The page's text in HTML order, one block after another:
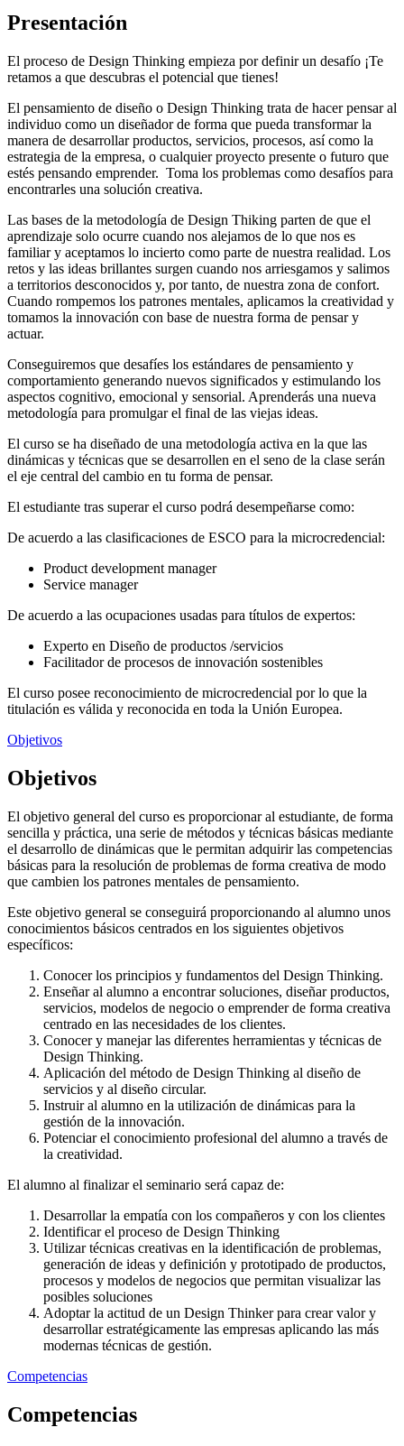
Presentación
El proceso de Design Thinking empieza por definir un desafío ¡Te
retamos a que descubras el potencial que tienes!
El pensamiento de diseño o Design Thinking trata de hacer pensar al
individuo como un diseñador de forma que pueda transformar la
manera de desarrollar productos, servicios, procesos, así como la
estrategia de la empresa, o cualquier proyecto presente o futuro que
estés pensando emprender. Toma los problemas como desafíos para
encontrarles una solución creativa.
Las bases de la metodología de Design Thiking parten de que el
aprendizaje solo ocurre cuando nos alejamos de lo que nos es
familiar y aceptamos lo incierto como parte de nuestra realidad. Los
retos y las ideas brillantes surgen cuando nos arriesgamos y salimos
a territorios desconocidos y, por tanto, de nuestra zona de confort.
Cuando rompemos los patrones mentales, aplicamos la creatividad y
tomamos la innovación con base de nuestra forma de pensar y
actuar.
Conseguiremos que desafíes los estándares de pensamiento y
comportamiento generando nuevos significados y estimulando los
aspectos cognitivo, emocional y sensorial. Aprenderás una nueva
metodología para promulgar el final de las viejas ideas.
El curso se ha diseñado de una metodología activa en la que las
dinámicas y técnicas que se desarrollen en el seno de la clase serán
el eje central del cambio en tu forma de pensar.
El estudiante tras superar el curso podrá desempeñarse como:
De acuerdo a las clasificaciones de ESCO para la microcredencial:
Product development manager
Service manager
De acuerdo a las ocupaciones usadas para títulos de expertos:
Experto en Diseño de productos /servicios
Facilitador de procesos de innovación sostenibles
El curso posee reconocimiento de microcredencial por lo que la
titulación es válida y reconocida en toda la Unión Europea.
Objetivos
Objetivos
El objetivo general del curso es proporcionar al estudiante, de forma
sencilla y práctica, una serie de métodos y técnicas básicas mediante
el desarrollo de dinámicas que le permitan adquirir las competencias
básicas para la resolución de problemas de forma creativa de modo
que cambien los patrones mentales de pensamiento.
Este objetivo general se conseguirá proporcionando al alumno unos
conocimientos básicos centrados en los siguientes objetivos
específicos:
Conocer los principios y fundamentos del Design Thinking.
Enseñar al alumno a encontrar soluciones, diseñar productos,
servicios, modelos de negocio o emprender de forma creativa
centrado en las necesidades de los clientes.
Conocer y manejar las diferentes herramientas y técnicas de
Design Thinking.
Aplicación del método de Design Thinking al diseño de
servicios y al diseño circular.
Instruir al alumno en la utilización de dinámicas para la
gestión de la innovación.
Potenciar el conocimiento profesional del alumno a través de
la creatividad.
El alumno al finalizar el seminario será capaz de:
Desarrollar la empatía con los compañeros y con los clientes
Identificar el proceso de Design Thinking
Utilizar técnicas creativas en la identificación de problemas,
generación de ideas y definición y prototipado de productos,
procesos y modelos de negocios que permitan visualizar las
posibles soluciones
Adoptar la actitud de un Design Thinker para crear valor y
desarrollar estratégicamente las empresas aplicando las más
modernas técnicas de gestión.
Competencias
Competencias